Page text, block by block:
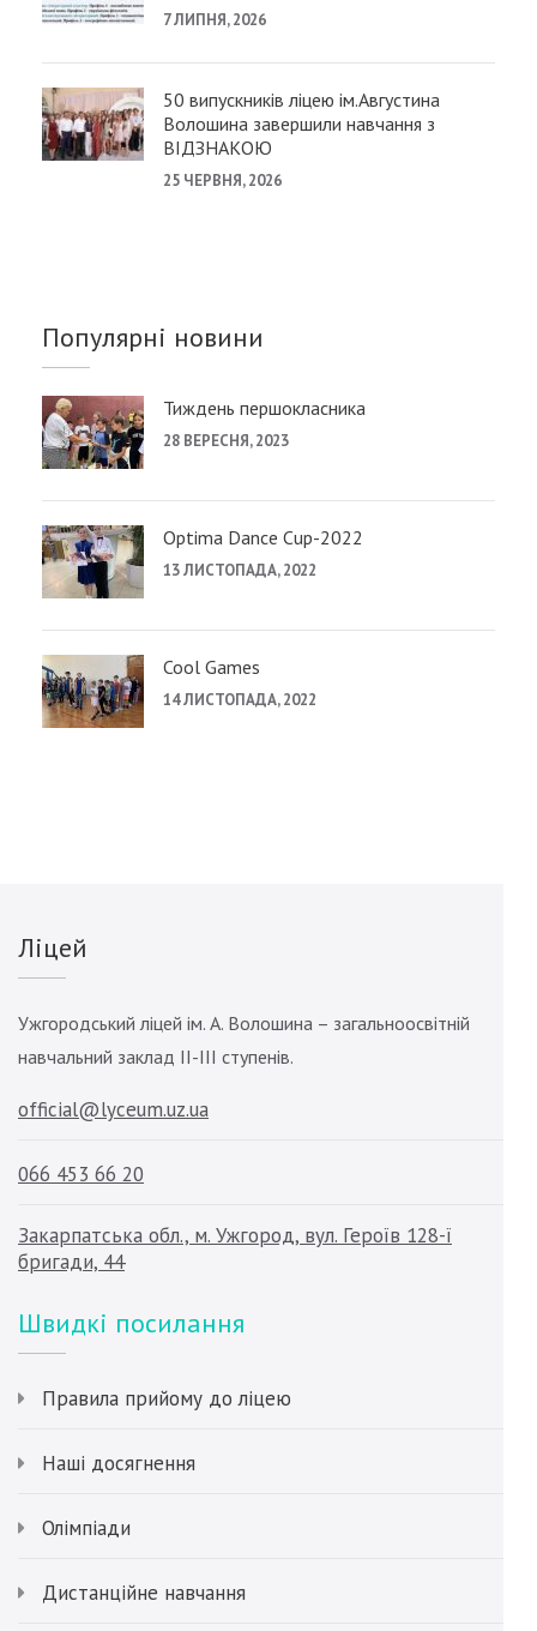
7 ЛИПНЯ, 2026
50 випускників ліцею ім.Августина
Волошина завершили навчання з
ВІДЗНАКОЮ
25 ЧЕРВНЯ, 2026
Популярні новини
Тиждень першокласника
28 ВЕРЕСНЯ, 2023
Optima Dance Cup-2022
13 ЛИСТОПАДА, 2022
Cool Games
14 ЛИСТОПАДА, 2022
Ліцей
Ужгородський ліцей ім. А. Волошина – загальноосвітній
навчальний заклад ІІ-ІІІ ступенів.
official@lyceum.uz.ua
066 453 66 20
Закарпатська обл., м. Ужгород, вул. Героїв 128-ї
бригади, 44
Швидкі посилання
Правила прийому до ліцею
Наші досягнення
Олімпіади
Дистанційне навчання